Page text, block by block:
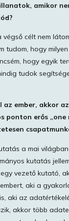
amikor
végső célt nem
tudom, hogy
hogy egyik
tudok
ember, akkor
ponton erős „one
a mai
kutatás
vezető kutató,
aki a
aki az
akkor több